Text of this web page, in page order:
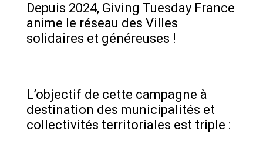
Depuis 2024, Giving Tuesday France
anime le réseau des Villes
solidaires et généreuses !
L’objectif de cette campagne à
destination des municipalités et
collectivités territoriales est triple :